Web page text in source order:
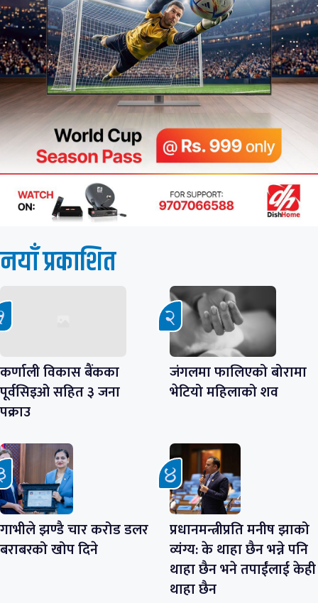
नयाँ प्रकाशित
कर्णाली विकास बैंकका
पूर्वसिइओ सहित ३ जना
पक्राउ
जंगलमा फालिएको बोरामा
भेटियो महिलाको शव
गाभीले झण्डै चार करोड डलर
बराबरको खोप दिने
प्रधानमन्त्रीप्रति मनीष झाको
व्यंग्य: के थाहा छैन भन्ने पनि
थाहा छैन भने तपाईंलाई केही
थाहा छैन